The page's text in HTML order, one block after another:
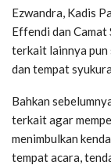
Ezwandra, Kadis
Effendi dan
terkait lainnya pun
dan tempat
Bahkan
terkait agar
menimbulkan
tempat acara,